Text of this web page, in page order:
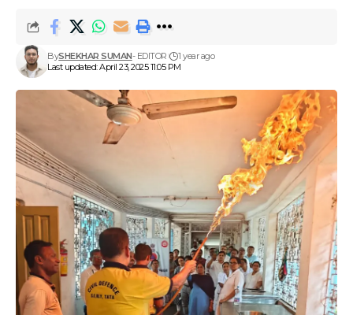
Last updated: April 23, 2025 11:05 PM
BySHEKHAR SUMAN- EDITOR 1 year ago